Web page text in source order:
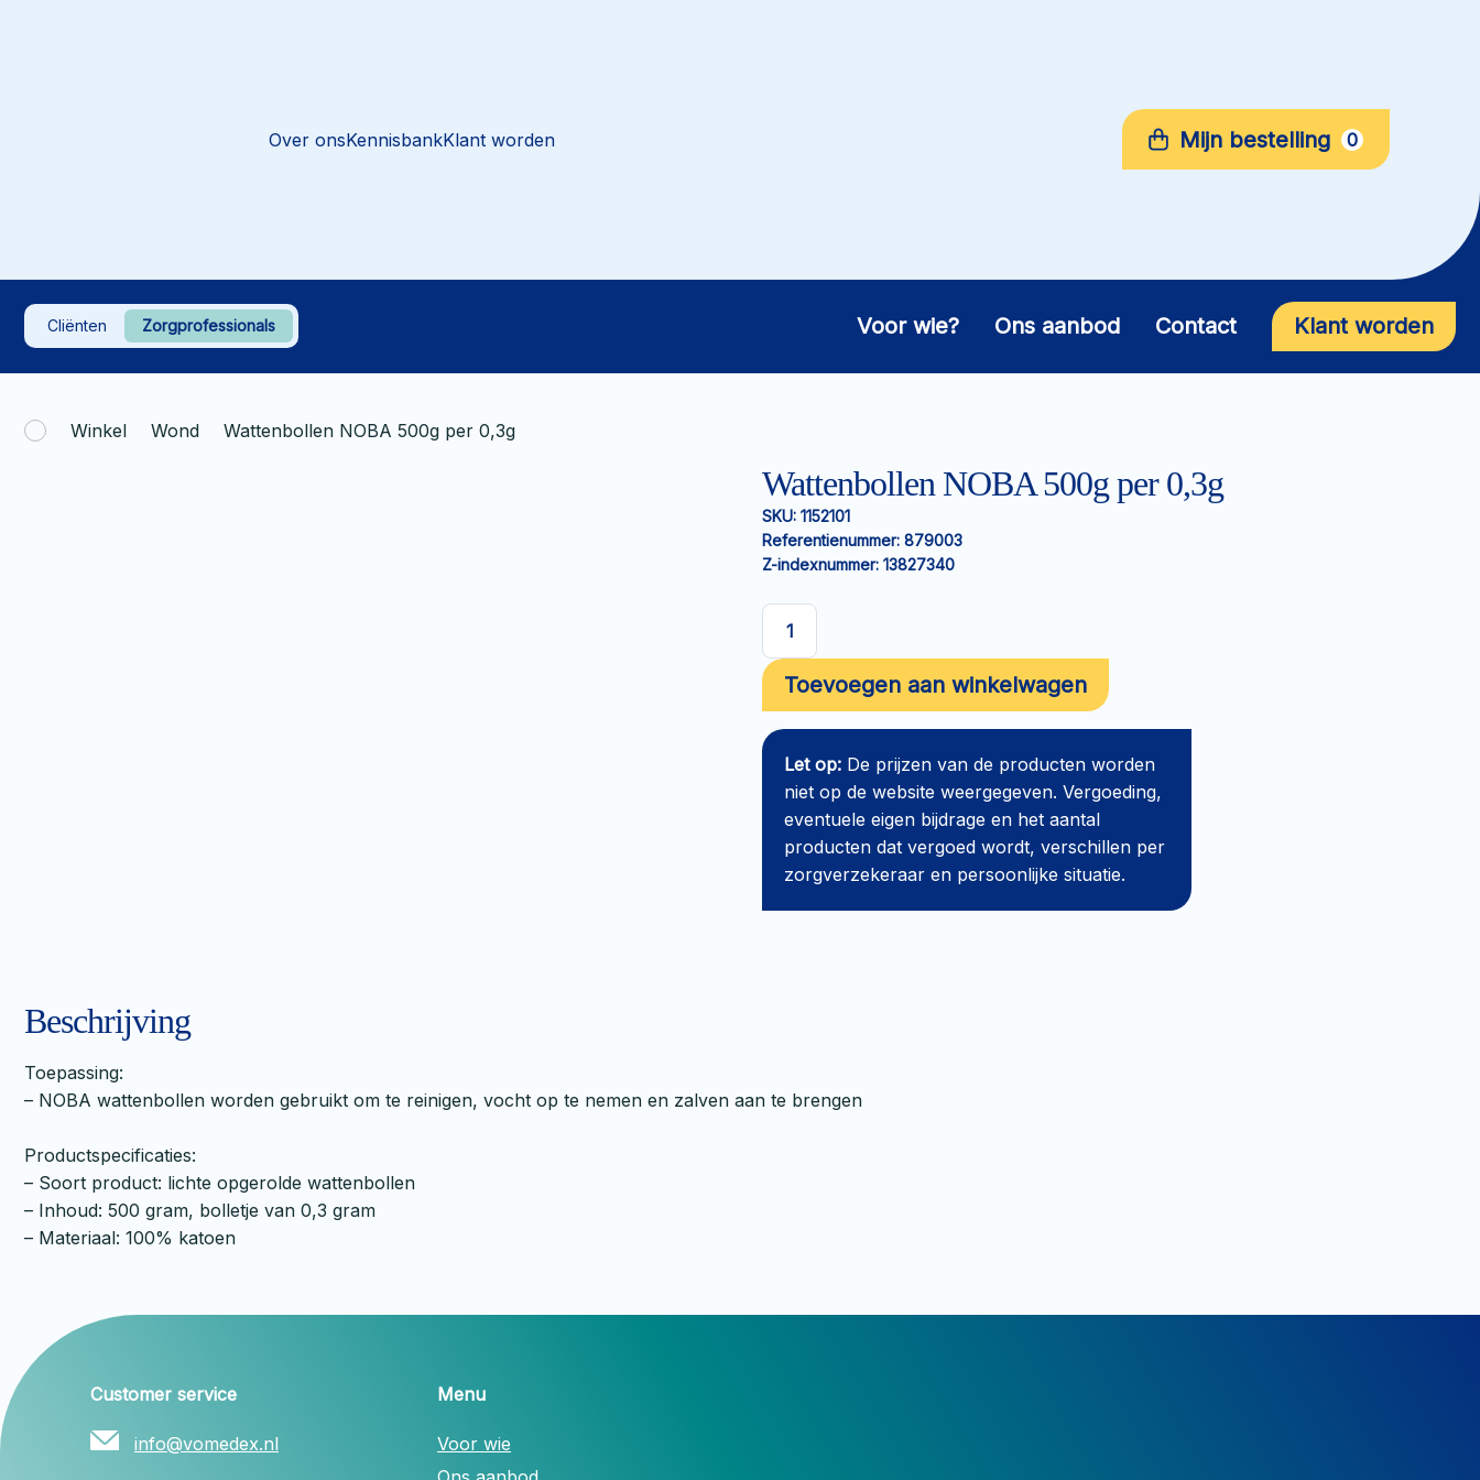
Over onsKennisbankKlant worden Mijn bestelling 0
Cliënten Zorgprofessionals Voor wie? Ons aanbod Contact Klant worden
Winkel Wond Wattenbollen NOBA 500g per 0,3g
Wattenbollen NOBA 500g per 0,3g
SKU: 1152101
Referentienummer: 879003
Z-indexnummer: 13827340
Wattenbollen
NOBA
500g
per
0,3g
aantal
Toevoegen aan winkelwagen
Let op: De prijzen van de producten worden
niet op de website weergegeven. Vergoeding,
eventuele eigen bijdrage en het aantal
producten dat vergoed wordt, verschillen per
zorgverzekeraar en persoonlijke situatie.
Beschrijving
Toepassing:
– NOBA wattenbollen worden gebruikt om te reinigen, vocht op te nemen en zalven aan te brengen
Productspecificaties:
– Soort product: lichte opgerolde wattenbollen
– Inhoud: 500 gram, bolletje van 0,3 gram
– Materiaal: 100% katoen
Customer service
info@vomedex.nl
Menu
Voor wie